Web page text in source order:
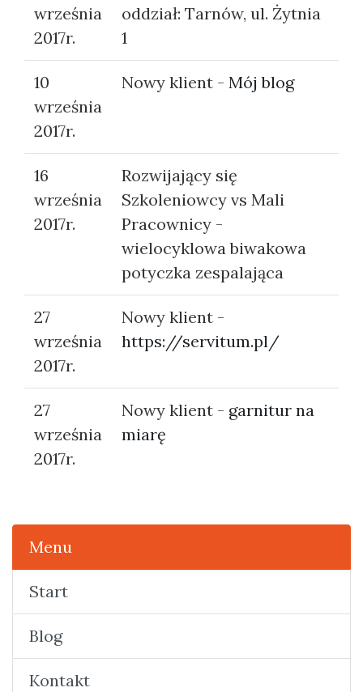
września
2017r.
oddział: Tarnów, ul. Żytnia
1
10
września
2017r.
Nowy klient - Mój blog
16
września
2017r.
Rozwijający się
Szkoleniowcy vs Mali
Pracownicy -
wielocyklowa biwakowa
potyczka zespalająca
27
września
2017r.
Nowy klient -
https://servitum.pl/
27
września
2017r.
Nowy klient - garnitur na
miarę
Menu
Start
Blog
Kontakt